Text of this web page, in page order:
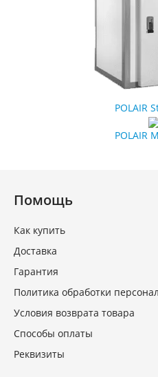
POLAIR
POLAIR
Помощь
Как купить
Доставка
Гарантия
Политика обработки
Условия возврата товара
Способы оплаты
Реквизиты